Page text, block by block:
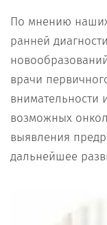
По мнению
ранней
врачи
внимательности
возможных
выявления
дальнейшее